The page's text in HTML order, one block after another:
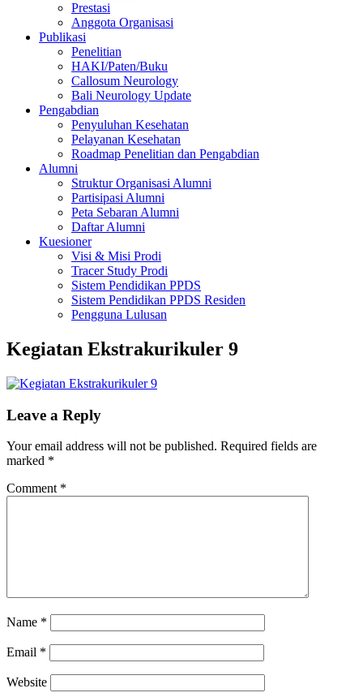
Prestasi
Anggota Organisasi
Publikasi
Penelitian
HAKI/Paten/Buku
Callosum Neurology
Bali Neurology Update
Pengabdian
Penyuluhan Kesehatan
Pelayanan Kesehatan
Roadmap Penelitian dan Pengabdian
Alumni
Struktur Organisasi Alumni
Partisipasi Alumni
Peta Sebaran Alumni
Daftar Alumni
Kuesioner
Visi & Misi Prodi
Tracer Study Prodi
Sistem Pendidikan PPDS
Sistem Pendidikan PPDS Residen
Pengguna Lulusan
Kegiatan Ekstrakurikuler 9
Leave a Reply
Your email address will not be published. Required fields are
marked *
Comment *
Name *
Email *
Website